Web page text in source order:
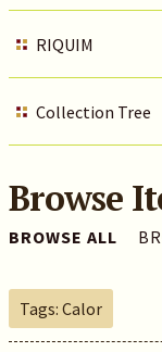
RIQUIM
Collection Tree
Browse
BROWSE ALL
Tags: Calor